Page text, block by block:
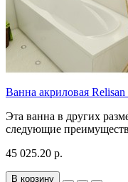
Ванна акриловая
Эта ванна в других
следующие
45 025.20 р.
В корзину